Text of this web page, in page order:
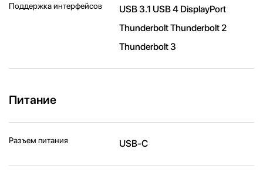
Поддержка интерфейсов
USB 3.1 USB 4 DisplayPort
Thunderbolt Thunderbolt 2
Thunderbolt 3
Питание
Разъем питания USB-C